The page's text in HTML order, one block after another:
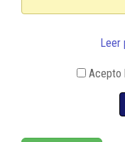
Leer
Acepto